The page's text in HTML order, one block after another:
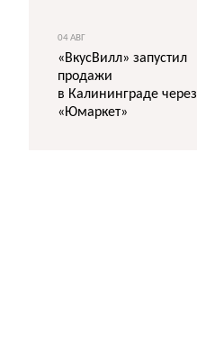
04 АВГ
«ВкусВилл» запустил
продажи
в Калининграде через
«Юмаркет»